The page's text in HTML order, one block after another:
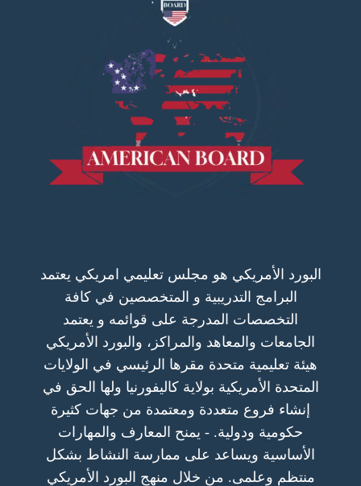
البورد الأمريكي هو مجلس تعليمي امريكي يعتمد
البرامج التدريبية و المتخصصين في كافة
التخصصات المدرجة على قوائمه و يعتمد
الجامعات والمعاهد والمراكز، والبورد الأمريكي
هيئة تعليمية متحدة مقرها الرئيسي في الولايات
المتحدة الأمريكية بولاية كاليفورنيا ولها الحق في
إنشاء فروع متعددة ومعتمدة من جهات كثيرة
حكومية ودولية. - يمنح المعارف والمهارات
الأساسية ويساعد على ممارسة النشاط بشكل
منتظم وعلمى. من خلال منهج البورد الأمريكي